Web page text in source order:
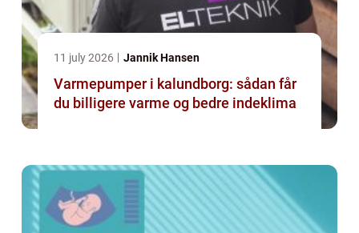
11 july 2026 Jannik Hansen
Varmepumper i kalundborg: sådan får
du billigere varme og bedre indeklima